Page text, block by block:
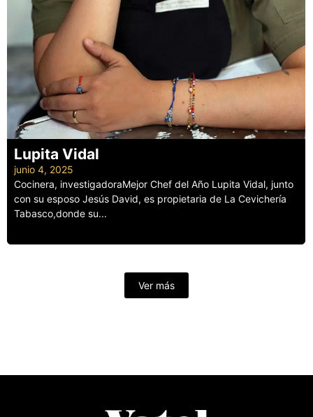
Lupita Vidal
junio 4, 2025
Cocinera, investigadoraMejor Chef del Año Lupita Vidal, junto
con su esposo Jesús David, es propietaria de La Cevichería
Tabasco,donde su...
Ver más